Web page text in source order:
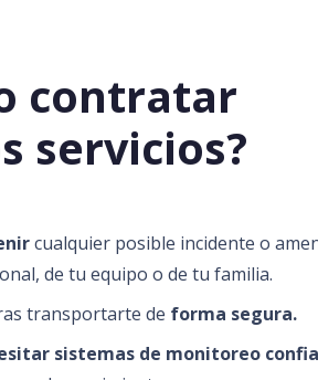
contratar
servicios?
cualquier posible incidente o
de tu equipo o de tu familia.
transportarte de forma segura.
sistemas de monitoreo